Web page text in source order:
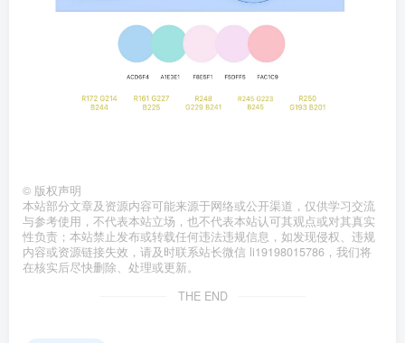
© 版权声明
本站部分文章及资源内容可能来源于网络或公开渠道，仅供学习交流
与参考使用，不代表本站立场，也不代表本站认可其观点或对其真实
性负责；本站禁止发布或转载任何违法违规信息，如发现侵权、违规
内容或资源链接失效，请及时联系站长微信 li19198015786，我们将
在核实后尽快删除、处理或更新。
THE END